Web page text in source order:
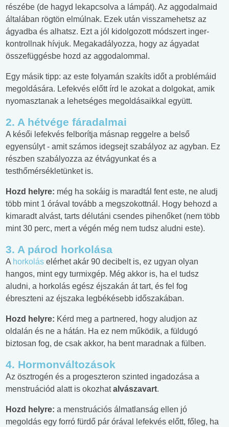
részébe (de hagyd lekapcsolva a lámpát). Az aggodalmaid
általában rögtön elmúlnak. Ezek után visszamehetsz az
ágyadba és alhatsz. Ezt a jól kidolgozott módszert inger-
kontrollnak hívjuk. Megakadályozza, hogy az ágyadat
összefüggésbe hozd az aggodalommal.
Egy másik tipp: az este folyamán szakíts időt a problémáid
megoldására. Lefekvés előtt írd le azokat a dolgokat, amik
nyomasztanak a lehetséges megoldásaikkal együtt.
2. A hétvége fáradalmai
A késői lefekvés felborítja másnap reggelre a belső
egyensúlyt - amit számos idegsejt szabályoz az agyban. Ez
részben szabályozza az étvágyunkat és a
testhőmérsékletünket is.
Hozd helyre: még ha sokáig is maradtál fent este, ne aludj
több mint 1 órával tovább a megszokottnál. Hogy behozd a
kimaradt alvást, tarts délutáni csendes pihenőket (nem több
mint 30 perc, mert a végén még nem tudsz aludni este).
3. A párod horkolása
A horkolás elérhet akár 90 decibelt is, ez ugyan olyan
hangos, mint egy turmixgép. Még akkor is, ha el tudsz
aludni, a horkolás egész éjszakán át tart, és fel fog
ébreszteni az éjszaka legbékésebb időszakában.
Hozd helyre: Kérd meg a partnered, hogy aludjon az
oldalán és ne a hátán. Ha ez nem működik, a füldugó
biztosan fog, de csak akkor, ha bent maradnak a fülben.
4. Hormonváltozások
Az ösztrogén és a progeszteron szinted ingadozása a
menstruációd alatt is okozhatalvászavart.
Hozd helyre: a menstruációs álmatlanság ellen jó
megoldás egy forró fürdő pár órával lefekvés előtt, főleg, ha